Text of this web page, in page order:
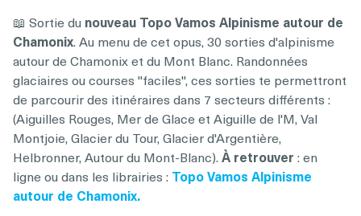
📖 Sortie du nouveau Topo Vamos Alpinisme autour de
Chamonix. Au menu de cet opus, 30 sorties d'alpinisme
autour de Chamonix et du Mont Blanc. Randonnées
glaciaires ou courses ''faciles'', ces sorties te permettront
de parcourir des itinéraires dans 7 secteurs différents :
(Aiguilles Rouges, Mer de Glace et Aiguille de l'M, Val
Montjoie, Glacier du Tour, Glacier d'Argentière,
Helbronner, Autour du Mont-Blanc).À retrouver : en
ligne ou dans les librairies : Topo Vamos Alpinisme
autour de Chamonix.